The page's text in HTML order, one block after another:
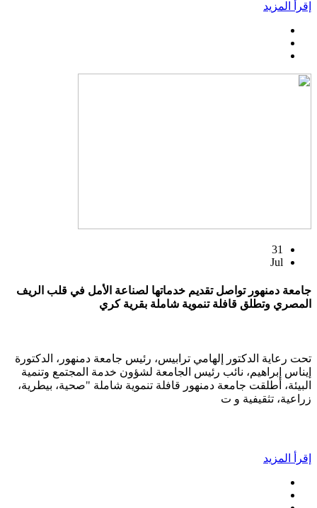
إقرأ المزيد
31
Jul
جامعة دمنهور تواصل تقديم خدماتها لصناعة الأمل في قلب الريف
المصري وتطلق قافلة تنموية شاملة بقرية كري
تحت رعاية الدكتور إلهامي ترابيس، رئيس جامعة دمنهور، الدكتورة
إيناس إبراهيم، نائب رئيس الجامعة لشؤون خدمة المجتمع وتنمية
البيئة، أطلقت جامعة دمنهور قافلة تنموية شاملة "صحية، بيطرية،
زراعية، تثقيفية و ت
إقرأ المزيد